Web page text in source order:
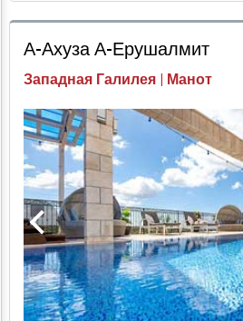
Проверка цен
А-Ахуза А-Ерушалмит
Западная Галилея | Манот